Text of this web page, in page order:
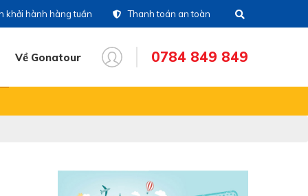
khởi hành hàng tuần Thanh toán an toàn
Về Gonatour 0784 849 849
ngoài